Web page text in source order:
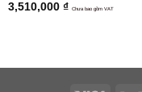
3,510,000 ₫ Chưa bao gồm VAT